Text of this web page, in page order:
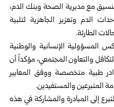
مع ‏مديرية الصحة وبنك الدم،
الدم وتعزيز الجاهزية ‏لتلبية
الطارئة.‏
المسؤولية الإنسانية والوطنية
والتعاون المجتمعي، مؤكداً أن
‏طبية متخصصة ووفق المعايير
المتبرعين ‏والمستفيدين.‏
إلى المبادرة والمشاركة في هذه